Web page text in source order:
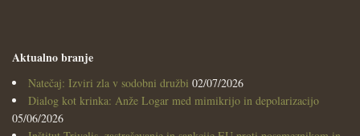
Aktualno branje
Natečaj: Izviri zla v sodobni družbi 02/07/2026
Dialog kot krinka: Anže Logar med mimikrijo in depolarizacijo
05/06/2026